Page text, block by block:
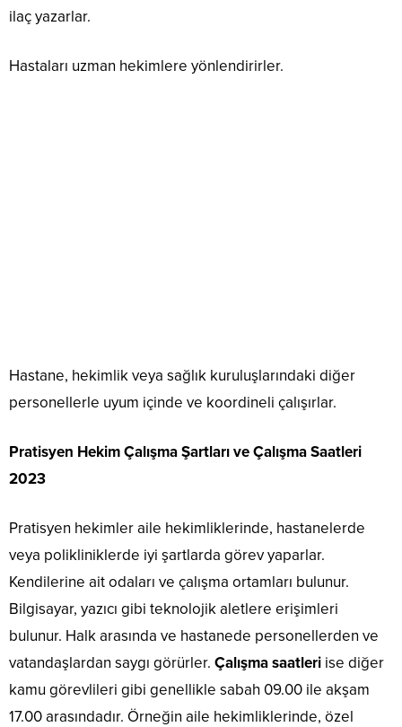
ilaç yazarlar.
Hastaları uzman hekimlere yönlendirirler.
Hastane, hekimlik veya sağlık kuruluşlarındaki diğer
personellerle uyum içinde ve koordineli çalışırlar.
Pratisyen Hekim Çalışma Şartları ve Çalışma Saatleri
2023
Pratisyen hekimler aile hekimliklerinde, hastanelerde
veya polikliniklerde iyi şartlarda görev yaparlar.
Kendilerine ait odaları ve çalışma ortamları bulunur.
Bilgisayar, yazıcı gibi teknolojik aletlere erişimleri
bulunur. Halk arasında ve hastanede personellerden ve
vatandaşlardan saygı görürler. Çalışma saatleri ise diğer
kamu görevlileri gibi genellikle sabah 09.00 ile akşam
17.00 arasındadır. Örneğin aile hekimliklerinde, özel